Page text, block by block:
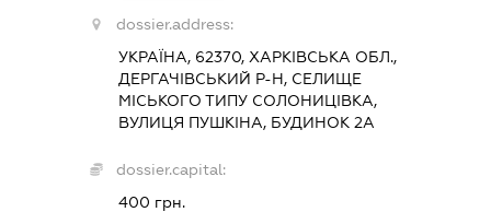
dossier.address:
УКРАЇНА, 62370, ХАРКІВСЬКА ОБЛ.,
ДЕРГАЧІВСЬКИЙ Р-Н, СЕЛИЩЕ
МІСЬКОГО ТИПУ СОЛОНИЦІВКА,
ВУЛИЦЯ ПУШКІНА, БУДИНОК 2А
dossier.capital:
400 грн.